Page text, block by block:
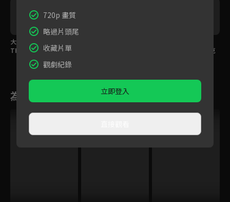
大掃除時間！理遙帶著
THE RIPPER把斑獸通
通劈成兩半！
物！初見贊卡・尼吉克
為您推薦
VIP
720p 畫質
略過片頭尾
收藏片單
觀劇紀錄
立即登入